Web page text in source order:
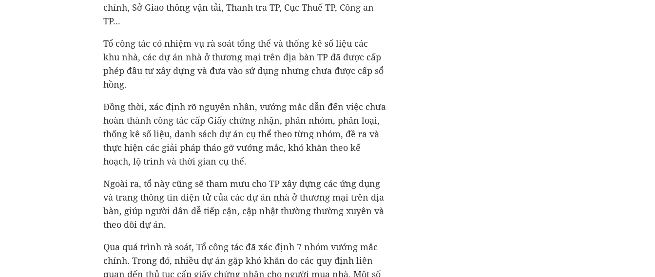
chính, Sở Giao thông vận tải, Thanh tra TP, Cục Thuế TP, Công an
TP...
Tổ công tác có nhiệm vụ rà soát tổng thể và thống kê số liệu các
khu nhà, các dự án nhà ở thương mại trên địa bàn TP đã được cấp
phép đầu tư xây dựng và đưa vào sử dụng nhưng chưa được cấp sổ
hồng.
Đồng thời, xác định rõ nguyên nhân, vướng mắc dẫn đến việc chưa
hoàn thành công tác cấp Giấy chứng nhận, phân nhóm, phân loại,
thống kê số liệu, danh sách dự án cụ thể theo từng nhóm, đề ra và
thực hiện các giải pháp tháo gỡ vướng mắc, khó khăn theo kế
hoạch, lộ trình và thời gian cụ thể.
Ngoài ra, tổ này cũng sẽ tham mưu cho TP xây dựng các ứng dụng
và trang thông tin điện tử của các dự án nhà ở thương mại trên địa
bàn, giúp người dân dễ tiếp cận, cập nhật thường thường xuyên và
theo dõi dự án.
Qua quá trình rà soát, Tổ công tác đã xác định 7 nhóm vướng mắc
chính. Trong đó, nhiều dự án gặp khó khăn do các quy định liên
quan đến thủ tục cấp giấy chứng nhận cho người mua nhà. Một số